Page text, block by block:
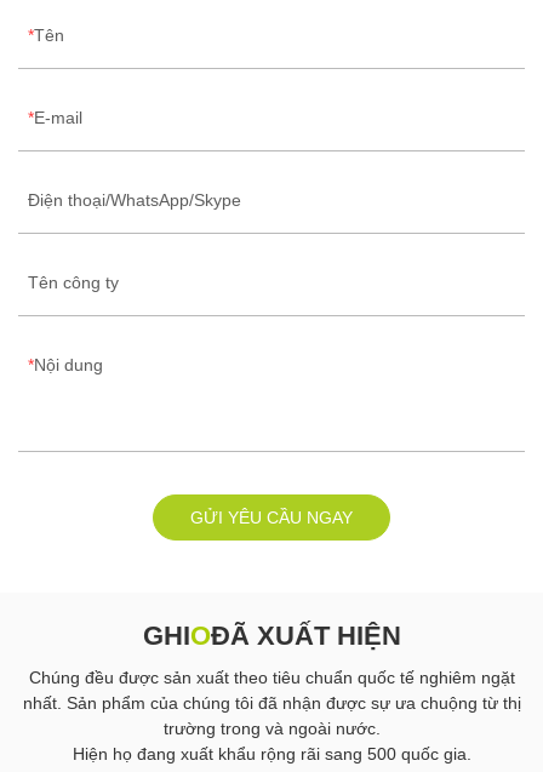
Tên
E-mail
Điện thoại/WhatsApp/Skype
Tên công ty
Nội dung
GỬI YÊU CẦU NGAY
GHIOĐÃ XUẤT HIỆN
Chúng đều được sản xuất theo tiêu chuẩn quốc tế nghiêm ngặt
nhất. Sản phẩm của chúng tôi đã nhận được sự ưa chuộng từ thị
trường trong và ngoài nước.
Hiện họ đang xuất khẩu rộng rãi sang 500 quốc gia.